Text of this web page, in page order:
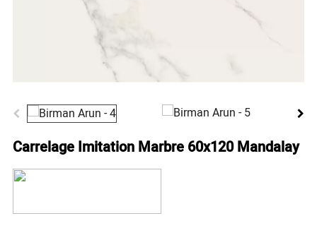
Carrelage Imitation Marbre 60x120 Mandalay